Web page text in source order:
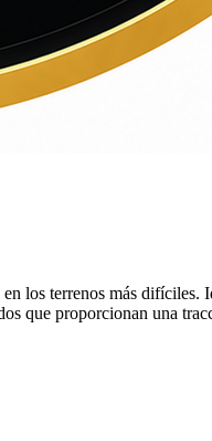
los terrenos más
que proporcionan una